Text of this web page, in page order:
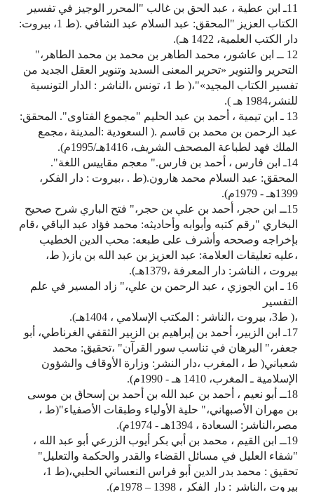
11ـ ابن عطية ، عبد الحق بن غالب "المحرر الوجيز في تفسير
الكتاب العزيز "المحقق: عبد السلام عبد الشافي .(ط 1، بيروت:
دار الكتب العلمية، 1422 هـ).
12 ــ ابن عاشور، محمد الطاهر بن محمد بن محمد الطاهر،"
التحرير والتنوير «تحرير المعنى السديد وتنوير العقل الجديد من
تفسير الكتاب المجيد»"،( ط 1، تونس ،الناشر : الدار التونسية
للنشر،1984 هـ ).
13 ـ ابن تيمية ، أحمد بن عبد الحليم "مجموع الفتاوى". المحقق:
عبد الرحمن بن محمد بن قاسم .( السعودية :المدينة ،مجمع
الملك فهد لطباعة المصحف الشريف، 1416هـ/1995م).
14ـ ابن فارس ، أحمد بن فارس." معجم مقاييس اللغة".
المحقق: عبد السلام محمد هارون.(ط . ،بيروت : دار الفكر،
1399هـ - 1979م).
15ــ ابن حجر، أحمد بن علي بن حجر،" فتح الباري شرح صحيح
البخاري "رقم كتبه وأبوابه وأحاديثه: محمد فؤاد عبد الباقي ،قام
بإخراجه وصححه وأشرف على طبعه: محب الدين الخطيب
،عليه تعليقات العلامة: عبد العزيز بن عبد الله بن باز،( ط،
بيروت ، الناشر: دار المعرفة ،1379هـ).
16 ـ ابن الجوزي ، عبد الرحمن بن علي،" زاد المسير في علم
التفسير
،( ط3، بيروت ،الناشر : المكتب الإسلامي ، 1404هـ).
17ـ ابن الزبير، أحمد بن إبراهيم بن الزبير الثقفي الغرناطي، أبو
جعفر،" البرهان في تناسب سور القرآن" ،تحقيق: محمد
شعباني( ط ، المغرب ،دار النشر: وزارة الأوقاف والشؤون
الإسلامية ـ المغرب، 1410 هـ - 1990م).
18ــ أبو نعيم ، أحمد بن عبد الله بن أحمد بن إسحاق بن موسى
بن مهران الأصبهاني،" حلية الأولياء وطبقات الأصفياء"(ط ،
مصر،الناشر: السعادة ، 1394هـ - 1974م).
19ــ ابن القيم ، محمد بن أبي بكر أيوب الزرعي أبو عبد الله ،
"شفاء العليل في مسائل القضاء والقدر والحكمة والتعليل"
تحقيق : محمد بدر الدين أبو فراس النعساني الحلبي،(ط 1،
بيروت ،الناشر : دار الفكر ، 1398 – 1978م).